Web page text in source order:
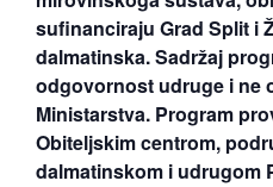
sufinanciraju Grad Split i
dalmatinska. Sadržaj
odgovornost udruge i ne
Ministarstva. Program
Obiteljskim centrom,
dalmatinskom i udrugom